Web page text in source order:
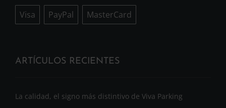
Visa PayPal MasterCard
ARTÍCULOS RECIENTES
La calidad, el signo más distintivo de Viva Parking